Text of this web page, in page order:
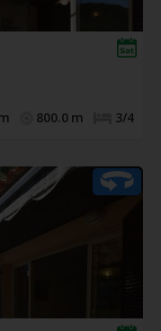
3/4
800.0 m
posto a piano terra
attrezzato
letto doppio
letto matrimoniale,
di tutti i sanitari.